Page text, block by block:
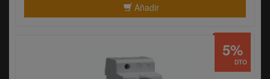
Añadir
DTO
5%